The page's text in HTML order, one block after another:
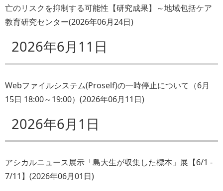
亡のリスクを抑制する可能性【研究成果】～地域包括ケア
教育研究センター(2026年06月24日)
2026年6月11日
Webファイルシステム(Proself)の一時停止について（6月
15日 18:00～19:00） (2026年06月11日)
2026年6月1日
アシカルニュース展示「島大生が収集した標本」展【6/1 -
7/11】 (2026年06月01日)